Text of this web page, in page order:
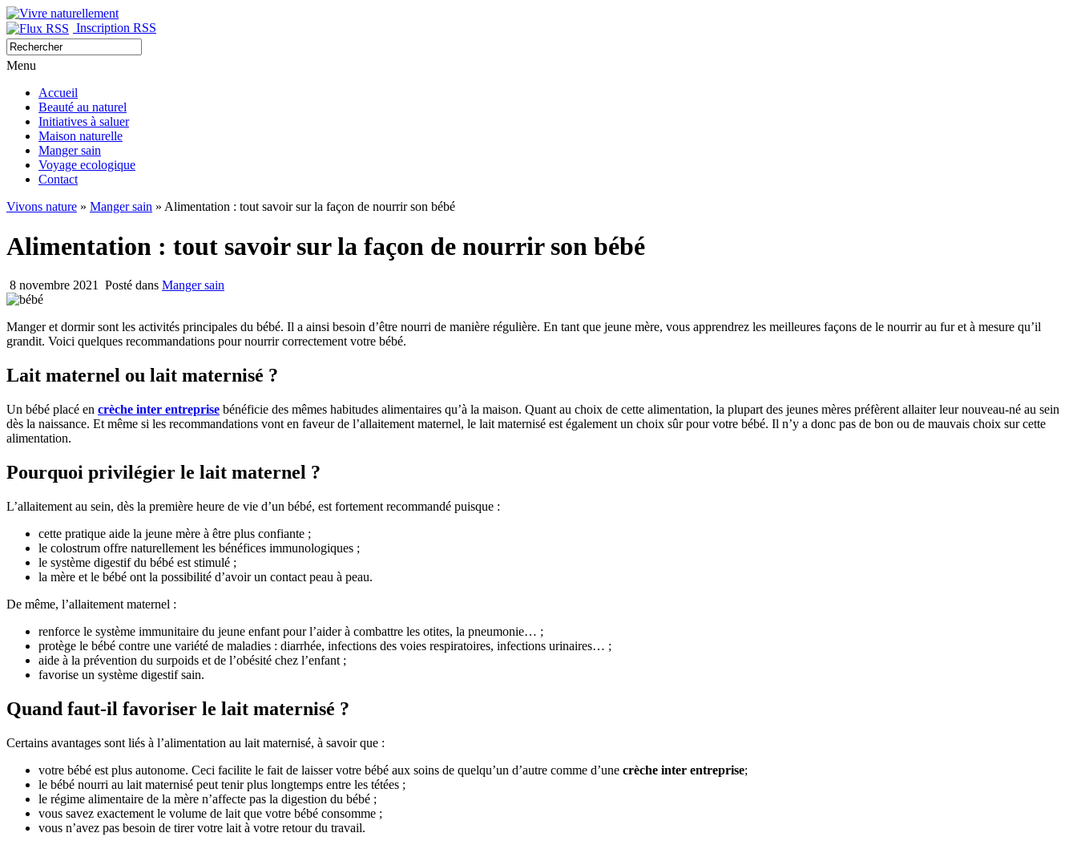
Inscription RSS
Menu
Accueil
Beauté au naturel
Initiatives à saluer
Maison naturelle
Manger sain
Voyage ecologique
Contact
Vivons nature » Manger sain » Alimentation : tout savoir sur la façon de nourrir son bébé
Alimentation : tout savoir sur la façon de nourrir son bébé
8 novembre 2021 Posté dans Manger sain
Manger et dormir sont les activités principales du bébé. Il a ainsi besoin d’être nourri de manière régulière. En tant que jeune mère, vous apprendrez les meilleures façons de le nourrir au fur et à mesure qu’il
grandit. Voici quelques recommandations pour nourrir correctement votre bébé.
Lait maternel ou lait maternisé ?
Un bébé placé en crèche inter entreprise bénéficie des mêmes habitudes alimentaires qu’à la maison. Quant au choix de cette alimentation, la plupart des jeunes mères préfèrent allaiter leur nouveau-né au sein
dès la naissance. Et même si les recommandations vont en faveur de l’allaitement maternel, le lait maternisé est également un choix sûr pour votre bébé. Il n’y a donc pas de bon ou de mauvais choix sur cette
alimentation.
Pourquoi privilégier le lait maternel ?
L’allaitement au sein, dès la première heure de vie d’un bébé, est fortement recommandé puisque :
cette pratique aide la jeune mère à être plus confiante ;
le colostrum offre naturellement les bénéfices immunologiques ;
le système digestif du bébé est stimulé ;
la mère et le bébé ont la possibilité d’avoir un contact peau à peau.
De même, l’allaitement maternel :
renforce le système immunitaire du jeune enfant pour l’aider à combattre les otites, la pneumonie… ;
protège le bébé contre une variété de maladies : diarrhée, infections des voies respiratoires, infections urinaires… ;
aide à la prévention du surpoids et de l’obésité chez l’enfant ;
favorise un système digestif sain.
Quand faut-il favoriser le lait maternisé ?
Certains avantages sont liés à l’alimentation au lait maternisé, à savoir que :
votre bébé est plus autonome. Ceci facilite le fait de laisser votre bébé aux soins de quelqu’un d’autre comme d’une crèche inter entreprise;
le bébé nourri au lait maternisé peut tenir plus longtemps entre les tétées ;
le régime alimentaire de la mère n’affecte pas la digestion du bébé ;
vous savez exactement le volume de lait que votre bébé consomme ;
vous n’avez pas besoin de tirer votre lait à votre retour du travail.